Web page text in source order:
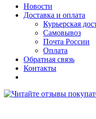
Новости
Доставка и оплата
Курьерская
Самовывоз
Почта России
Оплата
Обратная связь
Контакты